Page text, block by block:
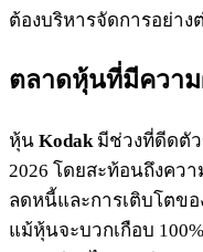
ต้องบริหารจัดการอย่าง
ตลาดหุ้นที่มีควา
หุ้น Kodakมีช่วงที่ดีดตัว
2026 โดยสะท้อนถึงคว
ลดหนี้และการเติบโตข
แม้หุ้นจะบวกเกือบ